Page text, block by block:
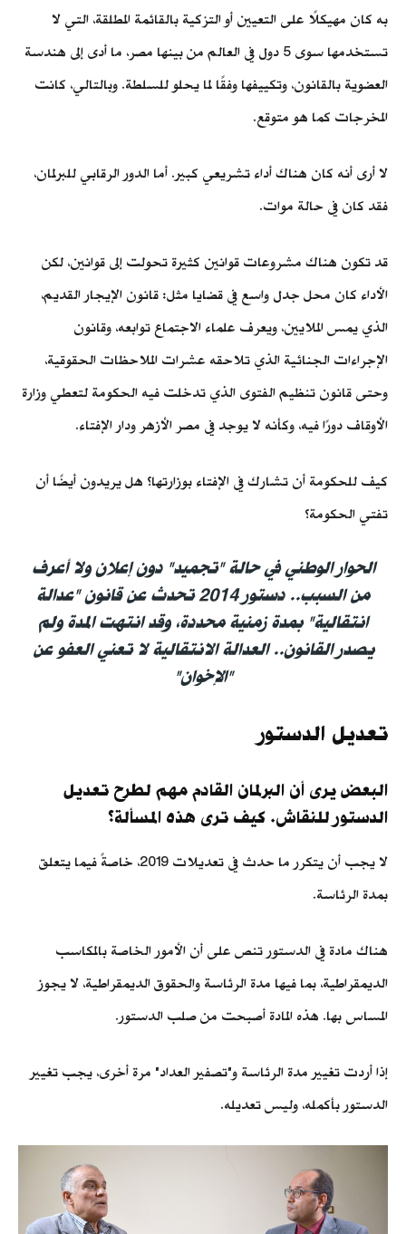
به كان مهيكلًا على التعيين أو التزكية بالقائمة المطلقة، التي لا
تستخدمها سوى 5 دول في العالم من بينها مصر، ما أدى إلى هندسة
العضوية بالقانون، وتكييفها وفقًا لما يحلو للسلطة. وبالتالي، كانت
المخرجات كما هو متوقع.
لا أرى أنه كان هناك أداء تشريعي كبير. أما الدور الرقابي للبرلمان،
فقد كان في حالة موات.
قد تكون هناك مشروعات قوانين كثيرة تحولت إلى قوانين، لكن
الأداء كان محل جدل واسع في قضايا مثل: قانون الإيجار القديم،
الذي يمس الملايين، ويعرف علماء الاجتماع توابعه، وقانون
الإجراءات الجنائية الذي تلاحقه عشرات الملاحظات الحقوقية،
وحتى قانون تنظيم الفتوى الذي تدخلت فيه الحكومة لتعطي وزارة
الأوقاف دورًا فيه، وكأنه لا يوجد في مصر الأزهر ودار الإفتاء.
كيف للحكومة أن تشارك في الإفتاء بوزارتها؟ هل يريدون أيضًا أن
تفتي الحكومة؟
الحوار الوطني في حالة "تجميد" دون إعلان ولا أعرف
من السبب.. دستور 2014 تحدث عن قانون "عدالة
انتقالية" بمدة زمنية محددة، وقد انتهت المدة ولم
يصدر القانون.. العدالة الانتقالية لا تعني العفو عن
"الإخوان"
تعديل الدستور
البعض يرى أن البرلمان القادم مهم لطرح تعديل
الدستور للنقاش. كيف ترى هذه المسألة؟
لا يجب أن يتكرر ما حدث في تعديلات 2019، خاصةً فيما يتعلق
بمدة الرئاسة.
هناك مادة في الدستور تنص على أن الأمور الخاصة بالمكاسب
الديمقراطية، بما فيها مدة الرئاسة والحقوق الديمقراطية، لا يجوز
المساس بها. هذه المادة أصبحت من صلب الدستور.
إذا أردت تغيير مدة الرئاسة و"تصفير العداد" مرة أخرى، يجب تغيير
الدستور بأكمله، وليس تعديله.